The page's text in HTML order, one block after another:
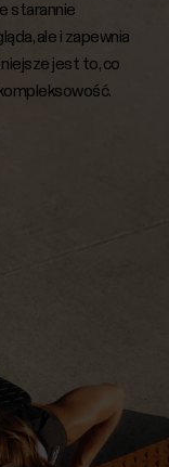
starannie
ale i zapewnia
jest to, co